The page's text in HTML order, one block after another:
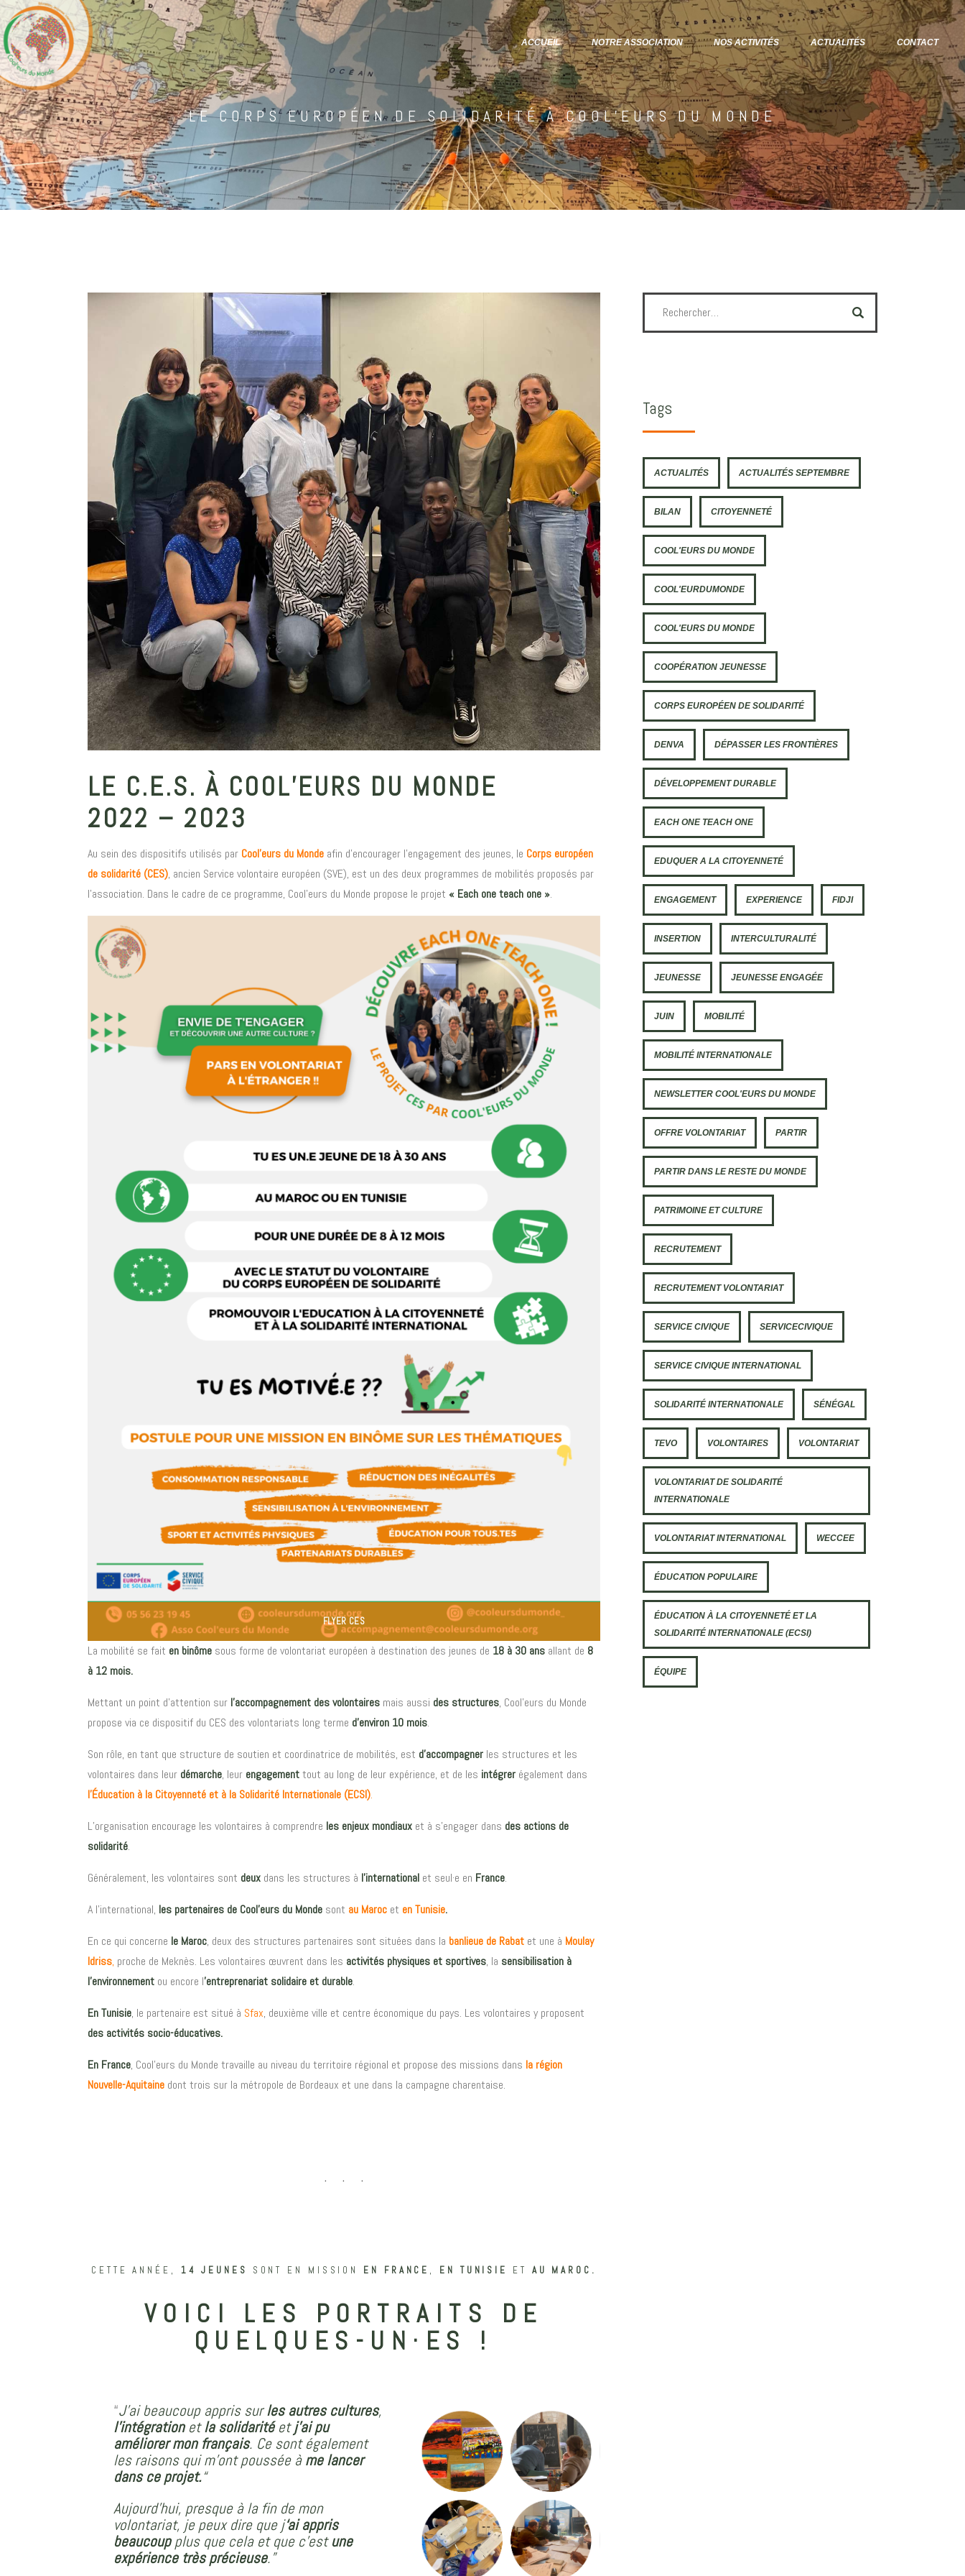
ACCUEIL NOTRE ASSOCIATION NOS ACTIVITÉS ACTUALITÉS CONTACT
LE CORPS EUROPÉEN DE SOLIDARITÉ À COOL’EURS DU MONDE
LE C.E.S. À COOL’EURS DU MONDE
2022 – 2023
Au sein des dispositifs utilisés par Cool’eurs du Monde afin d’encourager l’engagement des jeunes, le Corps européen
de solidarité (CES), ancien Service volontaire européen (SVE), est un des deux programmes de mobilités proposés par
l’association. Dans le cadre de ce programme, Cool’eurs du Monde propose le projet « Each one teach one ».
FLYER CES
La mobilité se fait en binôme sous forme de volontariat européen à destination des jeunes de 18 à 30 ans allant de 8
à 12 mois.
Mettant un point d’attention sur l’accompagnement des volontaires mais aussi des structures, Cool’eurs du Monde
propose via ce dispositif du CES des volontariats long terme d’environ 10 mois.
Son rôle, en tant que structure de soutien et coordinatrice de mobilités, est d’accompagner les structures et les
volontaires dans leur démarche, leur engagementtout au long de leur expérience, et de les intégrer également dans
l’Éducation à la Citoyenneté et à la Solidarité Internationale (ECSI).
L’organisation encourage les volontaires à comprendre les enjeux mondiaux et à s’engager dans des actions de
solidarité.
Généralement, les volontaires sont deux dans les structures à l’international et seul·e en France.
A l’international, les partenaires de Cool’eurs du Monde sont au Maroc et en Tunisie.
En ce qui concerne le Maroc, deux des structures partenaires sont situées dans la banlieue de Rabat et une à Moulay
Idriss, proche de Meknès. Les volontaires œuvrent dans les activités physiques et sportives, la sensibilisation à
l’environnement ou encore l’entreprenariat solidaire et durable.
En Tunisie, le partenaire est situé à Sfax, deuxième ville et centre économique du pays. Les volontaires y proposent
des activités socio-éducatives.
En France, Cool’eurs du Monde travaille au niveau du territoire régional et propose des missions dans la région
Nouvelle-Aquitaine dont trois sur la métropole de Bordeaux et une dans la campagne charentaise.
CETTE ANNÉE, 14 JEUNES SONT EN MISSION EN FRANCE , EN TUNISIE ET AU MAROC.
VOICI LES PORTRAITS DE
QUELQUES-UN·ES !
“J’ai beaucoup appris surles autres cultures,
l’intégrationetla solidaritéetj’ai pu
améliorer mon français. Ce sont également
les raisons qui m’ont poussée àme lancer
dans ce projet.“
Aujourd’hui, presque à la fin de mon
volontariat, je peux dire que j‘ai appris
beaucoupplus que cela et que c’estune
expérience très précieuse.”
Tags
ACTUALITÉS ACTUALITÉS SEPTEMBRE
BILAN CITOYENNETÉ
COOL'EURS DU MONDE
COOL'EURDUMONDE
COOL'EURS DU MONDE
COOPÉRATION JEUNESSE
CORPS EUROPÉEN DE SOLIDARITÉ
DENVA DÉPASSER LES FRONTIÈRES
DÉVELOPPEMENT DURABLE
EACH ONE TEACH ONE
EDUQUER A LA CITOYENNETÉ
ENGAGEMENT EXPERIENCE FIDJI
INSERTION INTERCULTURALITÉ
JEUNESSE JEUNESSE ENGAGÉE
JUIN MOBILITÉ
MOBILITÉ INTERNATIONALE
NEWSLETTER COOL'EURS DU MONDE
OFFRE VOLONTARIAT PARTIR
PARTIR DANS LE RESTE DU MONDE
PATRIMOINE ET CULTURE
RECRUTEMENT
RECRUTEMENT VOLONTARIAT
SERVICE CIVIQUE SERVICECIVIQUE
SERVICE CIVIQUE INTERNATIONAL
SOLIDARITÉ INTERNATIONALE SÉNÉGAL
TEVO VOLONTAIRES VOLONTARIAT
VOLONTARIAT DE SOLIDARITÉ
INTERNATIONALE
VOLONTARIAT INTERNATIONAL WECCEE
ÉDUCATION POPULAIRE
ÉDUCATION À LA CITOYENNETÉ ET LA
SOLIDARITÉ INTERNATIONALE (ECSI)
ÉQUIPE